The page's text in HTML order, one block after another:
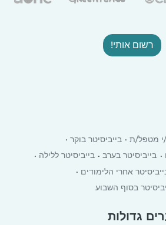
רשום אותי!
מטפל/ת
בייביסיטר בוקר
בייביסיטר בערב
בייביסיטר ללילה
אחרי הלימודים
בסוף השבוע
גדולות